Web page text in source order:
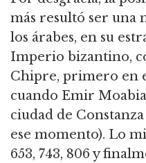
más resultó ser una
los árabes, en su
Imperio bizantino,
Chipre, primero en
cuando Emir
ciudad de
ese momento). Lo
653, 743, 806 y